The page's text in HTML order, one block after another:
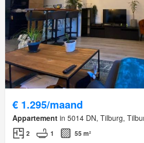
€ 1.295/maand
Appartement in 5014 DN, Tilburg,
2 1
55 m²